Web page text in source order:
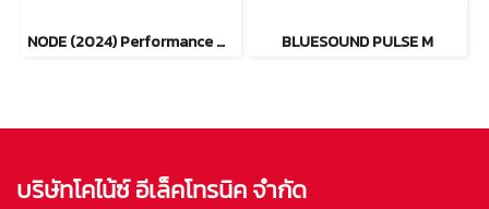
NODE (2024) Performance Music Streamer BLUESOUND PULSE M
บริษัทโคไน้ซ์ อีเล็คโทรนิค จำกัด